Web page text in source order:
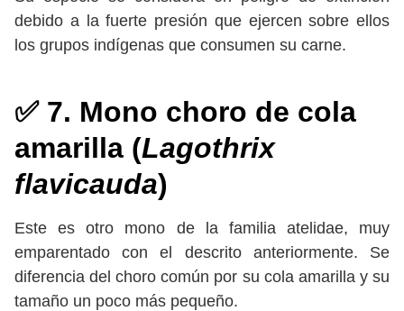
debido a la fuerte presión que ejercen sobre ellos
los grupos indígenas que consumen su carne.
✅ 7. Mono choro de cola
amarilla (Lagothrix
flavicauda)
Este es otro mono de la familia atelidae, muy
emparentado con el descrito anteriormente. Se
diferencia del choro común por su cola amarilla y su
tamaño un poco más pequeño.